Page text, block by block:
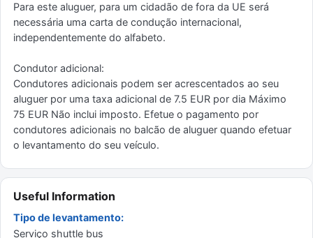
Para este aluguer, para um cidadão de fora da UE será
necessária uma carta de condução internacional,
independentemente do alfabeto.
Condutor adicional:
Condutores adicionais podem ser acrescentados ao seu
aluguer por uma taxa adicional de 7.5 EUR por dia Máximo
75 EUR Não inclui imposto. Efetue o pagamento por
condutores adicionais no balcão de aluguer quando efetuar
o levantamento do seu veículo.
Useful Information
Tipo de levantamento:
Serviço shuttle bus